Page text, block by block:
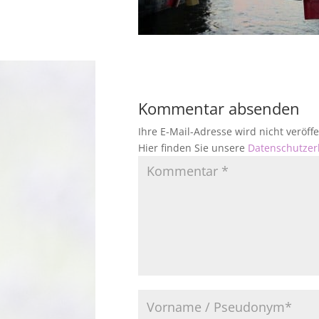
Kommentar absenden
Ihre E-Mail-Adresse wird nicht
Hier finden Sie unsere